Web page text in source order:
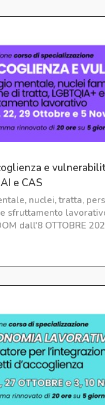
e
e CAS
nuclei, tratta,
e sfruttamento
dall'8 OTTOBRE